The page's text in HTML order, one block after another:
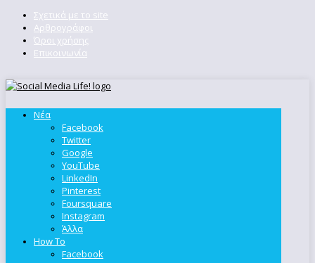
Σχετικά με το site
Αρθρογράφοι
Όροι χρήσης
Επικοινωνία
Νέα
Facebook
Twitter
Google
YouTube
LinkedIn
Pinterest
Foursquare
Instagram
Άλλα
How To
Facebook